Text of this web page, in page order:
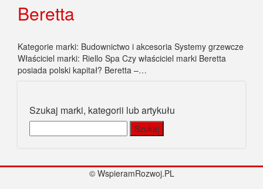
Beretta
Kategorie marki: Budownictwo i akcesoria Systemy grzewcze
Właściciel marki: Riello Spa Czy właściciel marki Beretta
posiada polski kapitał? Beretta –…
Szukaj marki, kategorii lub artykułu
© WspieramRozwoj.PL